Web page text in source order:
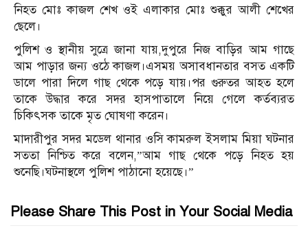
নিহত মোঃ কাজল শেখ ওই এলাকার মোঃ শুক্কুর আলী শেখের
ছেলে।
পুলিশ ও স্থানীয় সুত্রে জানা যায়,দুপুরে নিজ বাড়ির আম গাছে
আম পাড়ার জন্য ওঠে কাজল।এসময় অসাবধানতার বসত একটি
ডালে পারা দিলে গাছ থেকে পড়ে যায়।পর গুরুতর আহত হলে
তাকে উদ্ধার করে সদর হাসপাতালে নিয়ে গেলে কর্তব্যরত
চিকিৎসক তাকে মৃত ঘোষণা করেন।
মাদারীপুর সদর মডেল থানার ওসি কামরুল ইসলাম মিয়া ঘটনার
সততা নিশ্চিত করে বলেন,”আম গাছ থেকে পড়ে নিহত হয়
শুনেছি।ঘটনাস্থলে পুলিশ পাঠানো হয়েছে।”
Please Share This Post in Your Social Media